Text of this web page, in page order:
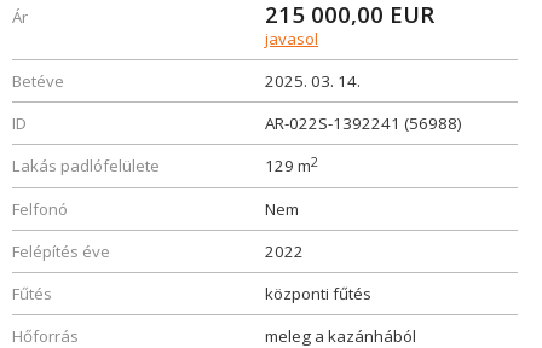
Ár 215 000,00 EUR
javasol
Betéve
2025. 03. 14.
ID
AR-022S-1392241 (56988)
Lakás padlófelülete
129 m2
Felfonó
Nem
Felépítés éve
2022
Fűtés
központi fűtés
Hőforrás
meleg a kazánhából